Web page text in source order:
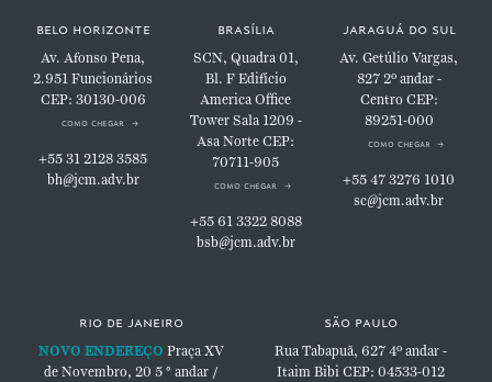
belo horizonte
Av. Afonso Pena,
2.951Funcionários
CEP: 30130-006
como chegar
+55 31 2128 3585
bh@jcm.adv.br
brasília
SCN, Quadra 01,
Bl. FEdifício
America Office
TowerSala 1209 -
Asa NorteCEP:
70711-905
como chegar
+55 61 3322 8088
bsb@jcm.adv.br
jaraguá do sul
Av. Getúlio Vargas,
8272º andar -
Centro CEP:
89251-000
como chegar
+55 47 3276 1010
sc@jcm.adv.br
rio de janeiro
NOVO ENDEREÇO Praça XV
de Novembro, 20 5 ° andar /
são paulo
Rua Tabapuã, 6274º andar -
Itaim BibiCEP: 04533-012